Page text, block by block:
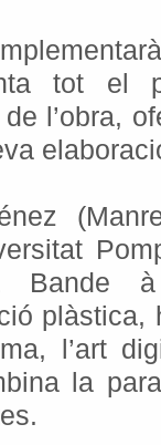
tot el
l’obra,
Bande
l’art
la